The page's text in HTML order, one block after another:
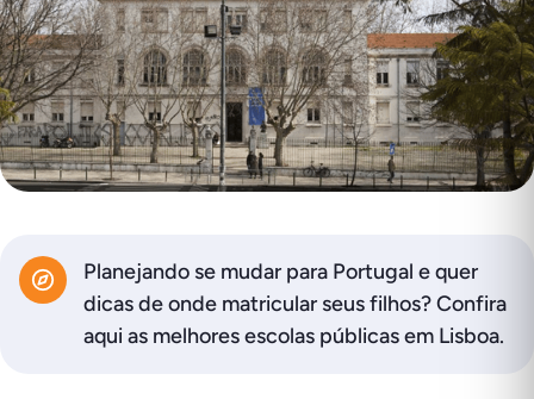
Planejando se mudar para Portugal e quer
dicas de onde matricular seus filhos? Confira
aqui as melhores escolas públicas em Lisboa.